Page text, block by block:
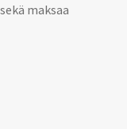
maksaa